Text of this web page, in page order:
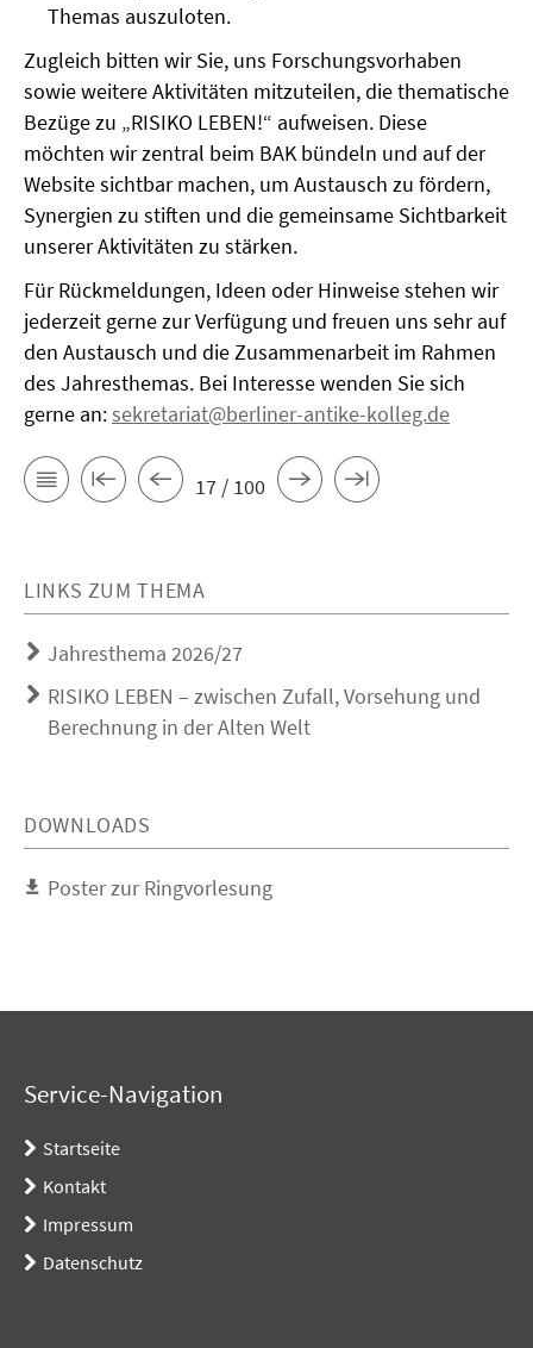
Themas auszuloten.
Zugleich bitten wir Sie, uns Forschungsvorhaben
sowie weitere Aktivitäten mitzuteilen, die thematische
Bezüge zu „RISIKO LEBEN!“ aufweisen. Diese
möchten wir zentral beim BAK bündeln und auf der
Website sichtbar machen, um Austausch zu fördern,
Synergien zu stiften und die gemeinsame Sichtbarkeit
unserer Aktivitäten zu stärken.
Für Rückmeldungen, Ideen oder Hinweise stehen wir
jederzeit gerne zur Verfügung und freuen uns sehr auf
den Austausch und die Zusammenarbeit im Rahmen
des Jahresthemas. Bei Interesse wenden Sie sich
gerne an:sekretariat@berliner-antike-kolleg.de
17 / 100
LINKS ZUM THEMA
Jahresthema 2026/27
RISIKO LEBEN – zwischen Zufall, Vorsehung und
Berechnung in der Alten Welt
DOWNLOADS
Poster zur Ringvorlesung
Service-Navigation
Startseite
Kontakt
Impressum
Datenschutz